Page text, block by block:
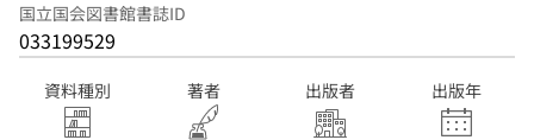
国立国会図書館書誌ID
033199529
資料種別 著者 出版者 出版年